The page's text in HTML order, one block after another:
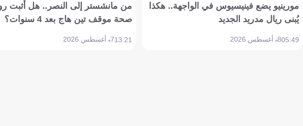
مورينيو يضع فينيسيوس في الواجهة.. هكذا
يُبنى ريال مدريد الجديد
05:498 أغسطس 2026
من مانشستر إلى النصر.. هل أثبت
صحة موقف تين هاج بعد 4 سنوات؟
13:217 أغسطس 2026